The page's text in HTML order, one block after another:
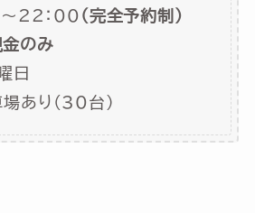
～22：00 (完全予約制)
金のみ
日
場あり(30台)